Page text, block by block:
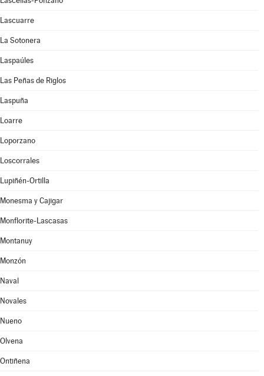
Lascuarre
La Sotonera
Laspaúles
Las Peñas de Riglos
Laspuña
Loarre
Loporzano
Loscorrales
Lupiñén-Ortilla
Monesma y Cajigar
Monflorite-Lascasas
Montanuy
Monzón
Naval
Novales
Nueno
Olvena
Ontiñena